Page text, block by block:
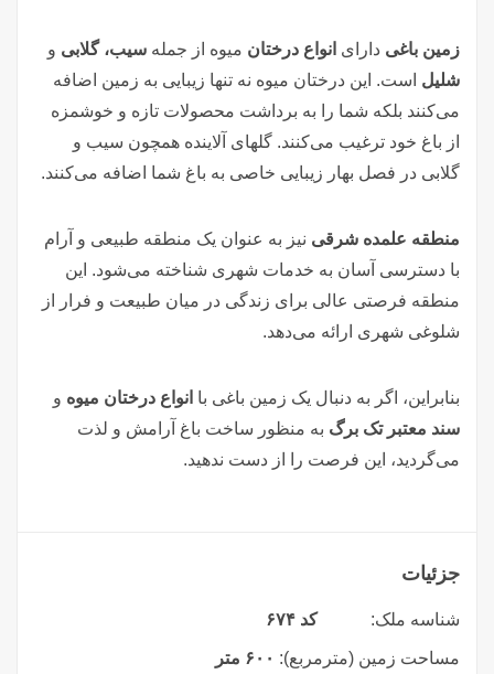
زمین باغی دارای انواع درختان میوه از جمله سیب، گلابی و
شلیل است. این درختان میوه نه تنها زیبایی به زمین اضافه
می‌کنند بلکه شما را به برداشت محصولات تازه و خوشمزه
از باغ خود ترغیب می‌کنند. گلهای آلاینده همچون سیب و
گلابی در فصل بهار زیبایی خاصی به باغ شما اضافه می‌کنند.
منطقه علمده شرقی نیز به عنوان یک منطقه طبیعی و آرام
با دسترسی آسان به خدمات شهری شناخته می‌شود. این
منطقه فرصتی عالی برای زندگی در میان طبیعت و فرار از
شلوغی شهری ارائه می‌دهد.
بنابراین، اگر به دنبال یک زمین باغی با انواع درختان میوه و
سند معتبر تک برگ به منظور ساخت باغ آرامش و لذت
می‌گردید، این فرصت را از دست ندهید.
جزئیات
شناسه ملک: کد ۶۷۴
مساحت زمین (مترمربع): ۶۰۰ متر